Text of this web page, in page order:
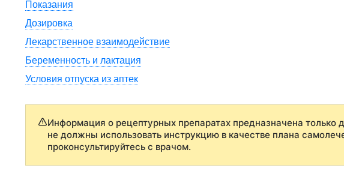
Показания
Дозировка
Лекарственное взаимодействие
Беременность и лактация
Условия отпуска из аптек
Информация о рецептурных препаратах предназначена только
не должны использовать инструкцию в качестве плана
проконсультируйтесь с врачом.